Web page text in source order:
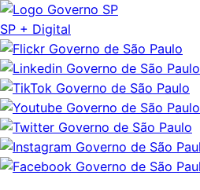
Pular
para
o
conteúdo
SP + Digital